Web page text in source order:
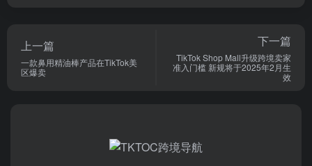
上一篇
一款鼻用精油棒产品在TikTok美
区爆卖
下一篇
TikTok Shop Mall升级跨境卖家
准入门槛 新规将于2025年2月生
效